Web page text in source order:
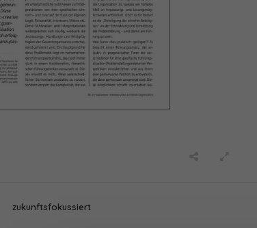
zukunftsfokussiert